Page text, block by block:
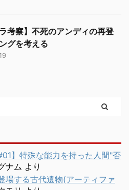
ラ考察】不死のアンディの再登
グを考える
】特殊な能力を持った人間"否
ナム より
場する古代遺物(アーティファ